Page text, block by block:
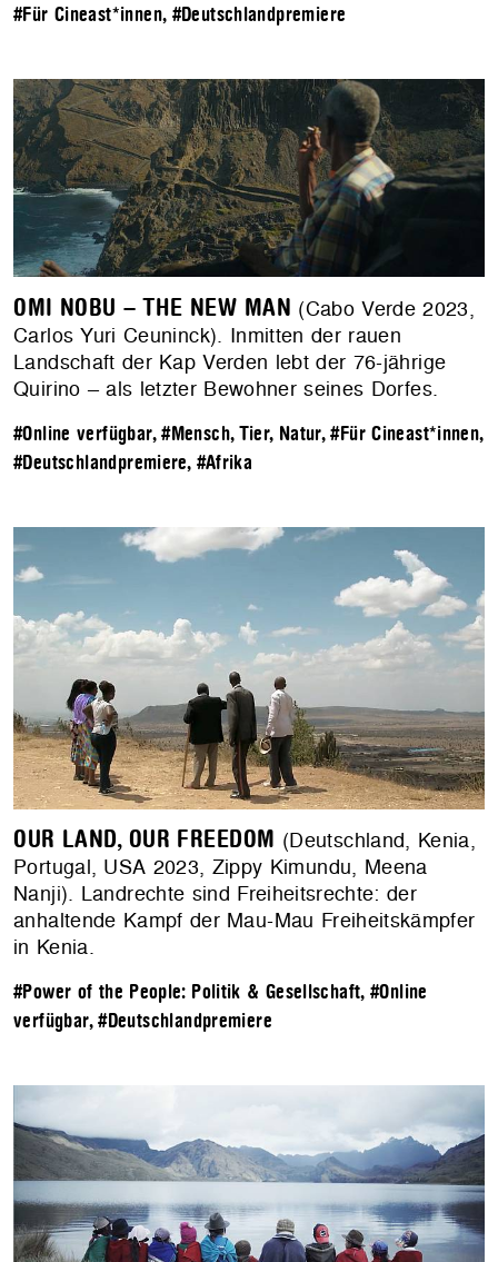
#Für Cineast*innen, #Deutschlandpremiere
OMI NOBU – THE NEW MAN (Cabo Verde 2023,
Carlos Yuri Ceuninck). Inmitten der rauen
Landschaft der Kap Verden lebt der 76-jährige
Quirino – als letzter Bewohner seines Dorfes.
#Online verfügbar,#Mensch, Tier, Natur,#Für Cineast*innen,
#Deutschlandpremiere, #Afrika
OUR LAND, OUR FREEDOM (Deutschland, Kenia,
Portugal, USA 2023, Zippy Kimundu, Meena
Nanji). Landrechte sind Freiheitsrechte: der
anhaltende Kampf der Mau-Mau Freiheitskämpfer
in Kenia.
#Power of the People: Politik & Gesellschaft,#Online
verfügbar,#Deutschlandpremiere